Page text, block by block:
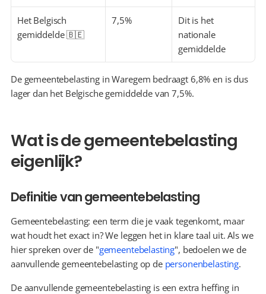
Het Belgisch
gemiddelde 🇧🇪
7,5%
Dit is het
nationale
gemiddelde
De gemeentebelasting in Waregem bedraagt 6,8% en is dus
lager dan het Belgische gemiddelde van 7,5%.
Wat is de gemeentebelasting
eigenlijk?
Definitie van gemeentebelasting
Gemeentebelasting: een term die je vaak tegenkomt, maar
wat houdt het exact in? We leggen het in klare taal uit. Als we
hier spreken over de "gemeentebelasting", bedoelen we de
aanvullende gemeentebelasting op de personenbelasting.
De aanvullende gemeentebelasting is een extra heffing in